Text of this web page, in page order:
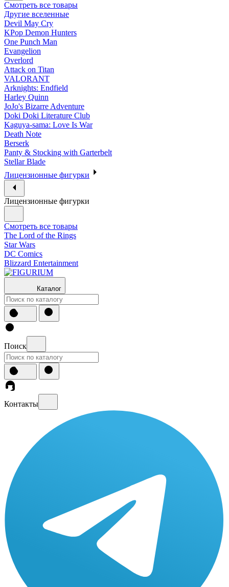
Смотреть все товары
Другие вселенные
Devil May Cry
KPop Demon Hunters
One Punch Man
Evangelion
Overlord
Attack on Titan
VALORANT
Arknights: Endfield
Harley Quinn
JoJo's Bizarre Adventure
Doki Doki Literature Club
Kaguya-sama: Love Is War
Death Note
Berserk
Panty & Stocking with Garterbelt
Stellar Blade
Лицензионные фигурки
Лицензионные фигурки
Смотреть все товары
The Lord of the Rings
Star Wars
DC Comics
Blizzard Entertainment
Каталог
Поиск
Контакты